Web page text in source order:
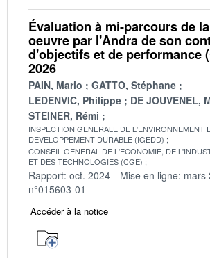
Évaluation à mi-parcours de
oeuvre par l'Andra de son
d'objectifs et de performance
2026
PAIN, Mario
GATTO, Stéphane
LEDENVIC, Philippe
DE JOUVENEL,
STEINER, Rémi
INSPECTION GENERALE DE L'ENVIRONNEMENT
DEVELOPPEMENT DURABLE (IGEDD)
CONSEIL GENERAL DE L'ECONOMIE, DE
ET DES TECHNOLOGIES (CGE)
Rapport: oct. 2024 Mise en ligne: mars
n°015603-01
Accéder à la notice